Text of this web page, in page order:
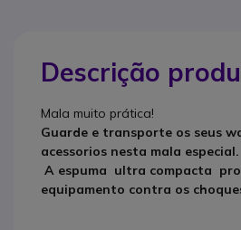
Descrição
Mala muito prática!
Guarde e transporte os seus
acessorios nesta mala especial.
A espuma ultra compacta
equipamento contra os